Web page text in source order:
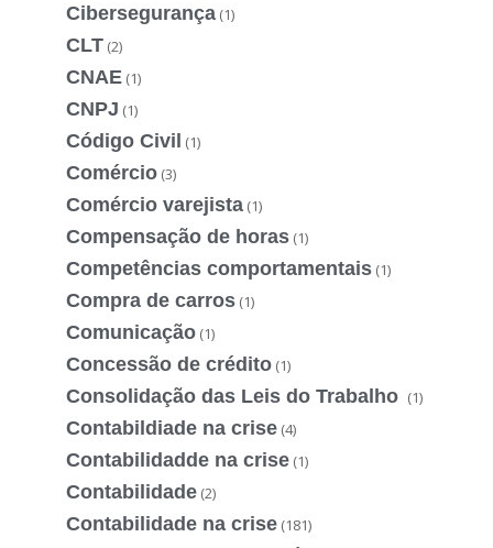
Cibersegurança (1)
CLT (2)
CNAE (1)
CNPJ (1)
Código Civil (1)
Comércio (3)
Comércio varejista (1)
Compensação de horas (1)
Competências comportamentais (1)
Compra de carros (1)
Comunicação (1)
Concessão de crédito (1)
Consolidação das Leis do Trabalho (1)
Contabildiade na crise (4)
Contabilidadde na crise (1)
Contabilidade (2)
Contabilidade na crise (181)